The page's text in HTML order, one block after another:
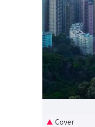
Cover